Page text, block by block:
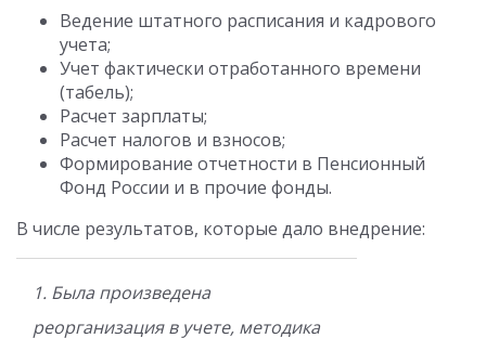
Ведение штатного расписания и кадрового
учета;
Учет фактически отработанного времени
(табель);
Расчет зарплаты;
Расчет налогов и взносов;
Формирование отчетности в Пенсионный
Фонд России и в прочие фонды.
В числе результатов, которые дало внедрение:
1. Была произведена
реорганизация в учете, методика